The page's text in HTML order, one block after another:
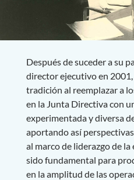
Después de suceder a su
director ejecutivo en
tradición al reemplazar a
en la Junta Directiva con
experimentada y diversa
aportando así
al marco de liderazgo de la
sido fundamental para
en la amplitud de las